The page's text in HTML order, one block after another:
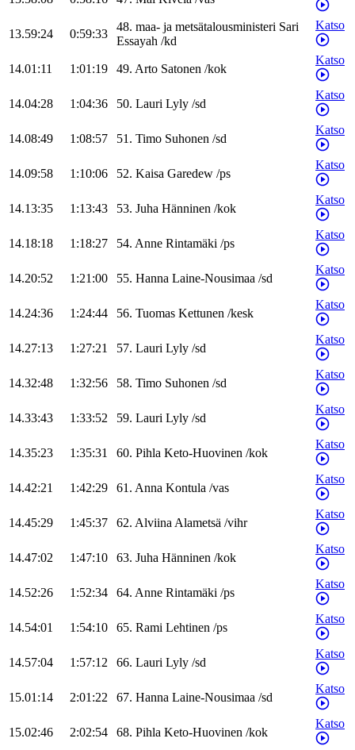
13.59:24 0:59:33
48. maa- ja metsätalousministeri Sari
Essayah /kd
Katso
14.01:11 1:01:19 49. Arto Satonen /kok
Katso
14.04:28 1:04:36 50. Lauri Lyly /sd
Katso
14.08:49 1:08:57 51. Timo Suhonen /sd
Katso
14.09:58 1:10:06 52. Kaisa Garedew /ps
Katso
14.13:35 1:13:43 53. Juha Hänninen /kok
Katso
14.18:18 1:18:27 54. Anne Rintamäki /ps
Katso
14.20:52 1:21:00 55. Hanna Laine-Nousimaa /sd
Katso
14.24:36 1:24:44 56. Tuomas Kettunen /kesk
Katso
14.27:13 1:27:21 57. Lauri Lyly /sd
Katso
14.32:48 1:32:56 58. Timo Suhonen /sd
Katso
14.33:43 1:33:52 59. Lauri Lyly /sd
Katso
14.35:23 1:35:31 60. Pihla Keto-Huovinen /kok
Katso
14.42:21 1:42:29 61. Anna Kontula /vas
Katso
14.45:29 1:45:37 62. AlviinaAlametsä /vihr
Katso
14.47:02 1:47:10 63. Juha Hänninen /kok
Katso
14.52:26 1:52:34 64. Anne Rintamäki /ps
Katso
14.54:01 1:54:10 65. Rami Lehtinen /ps
Katso
14.57:04 1:57:12 66. Lauri Lyly /sd
Katso
15.01:14 2:01:22 67. Hanna Laine-Nousimaa /sd
Katso
15.02:46 2:02:54 68. Pihla Keto-Huovinen /kok
Katso